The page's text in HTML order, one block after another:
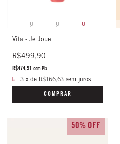
U U U
Vita - Je Joue
R$499,90
R$474,91 com Pix
3 x de R$166,63 sem juros
COMPRAR
50% OFF